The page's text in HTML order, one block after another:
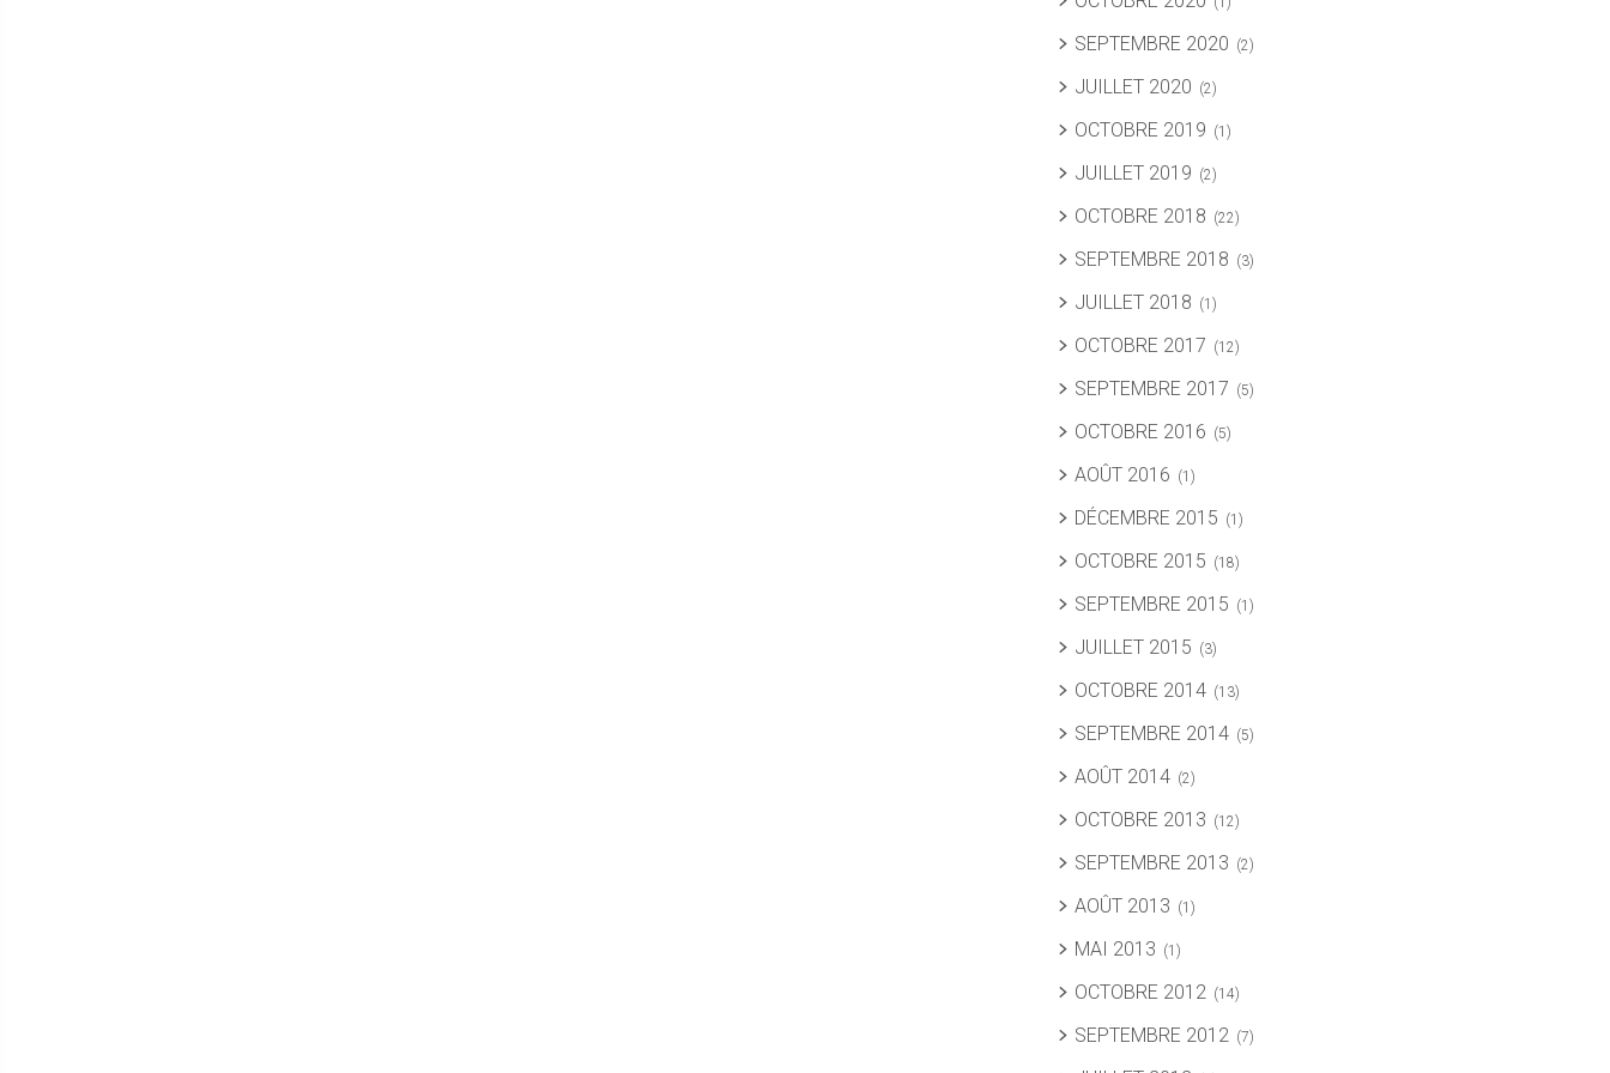
SEPTEMBRE 2020 (2)
JUILLET 2020 (2)
OCTOBRE 2019 (1)
JUILLET 2019 (2)
OCTOBRE 2018 (22)
SEPTEMBRE 2018 (3)
JUILLET 2018 (1)
OCTOBRE 2017 (12)
SEPTEMBRE 2017 (5)
OCTOBRE 2016 (5)
AOÛT 2016 (1)
DÉCEMBRE 2015 (1)
OCTOBRE 2015 (18)
SEPTEMBRE 2015 (1)
JUILLET 2015 (3)
OCTOBRE 2014 (13)
SEPTEMBRE 2014 (5)
AOÛT 2014 (2)
OCTOBRE 2013 (12)
SEPTEMBRE 2013 (2)
AOÛT 2013 (1)
MAI 2013 (1)
OCTOBRE 2012 (14)
SEPTEMBRE 2012 (7)